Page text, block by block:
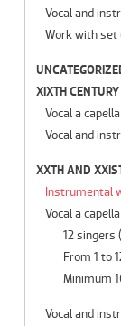
Vocal and
Work with set
XIXTH
Vocal a
Vocal and
XXTH AND
Instrumental
Vocal a
12 singers
From 1 to
Minimum
Vocal and